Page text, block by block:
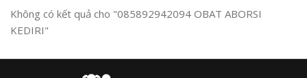
Không có kết quả cho "085892942094 OBAT ABORSI
KEDIRI"